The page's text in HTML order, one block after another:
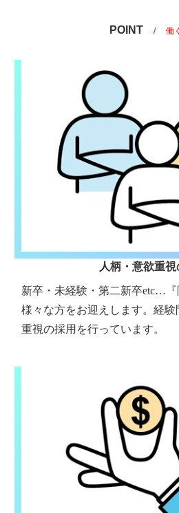
POINT 働
人柄・意欲重視
新卒・未経験・第二新卒etc…
様々な方をお迎えします。経
重視の採用を行っています。